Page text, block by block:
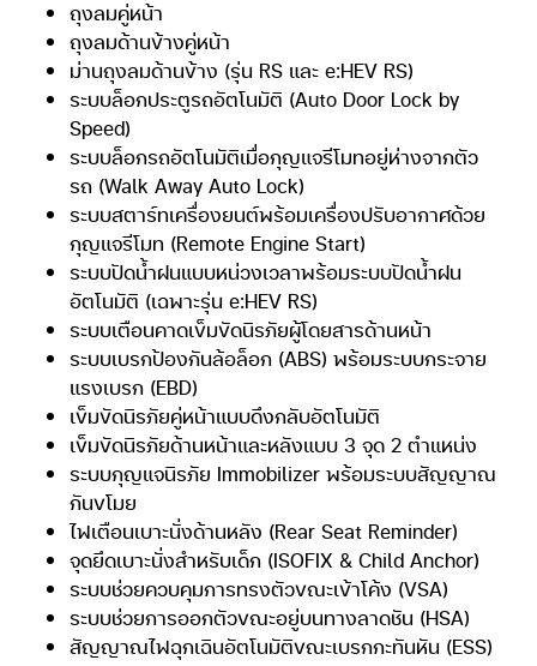
ถุงลมคู่หน้า
ถุงลมด้านข้างคู่หน้า
ม่านถุงลมด้านข้าง (รุ่น RS และ e:HEV RS)
ระบบล็อกประตูรถอัตโนมัติ (Auto Door Lock by
Speed)
ระบบล็อกรถอัตโนมัติเมื่อกุญแจรีโมทอยู่ห่างจากตัว
รถ (Walk Away Auto Lock)
ระบบสตาร์ทเครื่องยนต์พร้อมเครื่องปรับอากาศด้วย
กุญแจรีโมท (Remote Engine Start)
ระบบปัดน้ำฝนแบบหน่วงเวลาพร้อมระบบปัดน้ำฝน
อัตโนมัติ (เฉพาะรุ่น e:HEV RS)
ระบบเตือนคาดเข็มขัดนิรภัยผู้โดยสารด้านหน้า
ระบบเบรกป้องกันล้อล็อก (ABS) พร้อมระบบกระจาย
แรงเบรก (EBD)
เข็มขัดนิรภัยคู่หน้าแบบดึงกลับอัตโนมัติ
เข็มขัดนิรภัยด้านหน้าและหลังแบบ 3 จุด 2 ตำแหน่ง
ระบบกุญแจนิรภัย Immobilizer พร้อมระบบสัญญาณ
กันขโมย
ไฟเตือนเบาะนั่งด้านหลัง (Rear Seat Reminder)
จุดยึดเบาะนั่งสำหรับเด็ก (ISOFIX & Child Anchor)
ระบบช่วยควบคุมการทรงตัวขณะเข้าโค้ง (VSA)
ระบบช่วยการออกตัวขณะอยู่บนทางลาดชัน (HSA)
สัญญาณไฟฉุกเฉินอัตโนมัติขณะเบรกกะทันหัน (ESS)